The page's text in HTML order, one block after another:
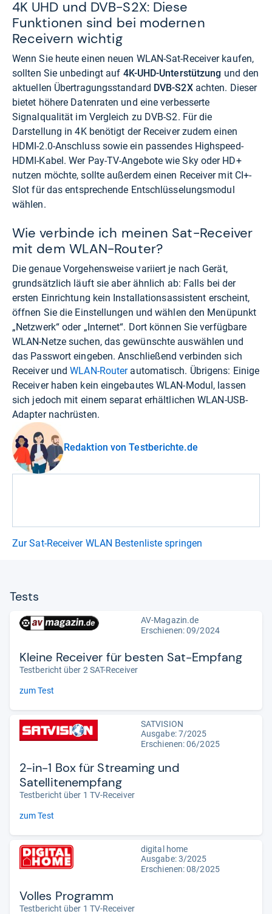
4K UHD und DVB-S2X: Diese
Funktionen sind bei modernen
Receivern wichtig
Wenn Sie heute einen neuen WLAN-Sat-Receiver kaufen,
sollten Sie unbedingt auf 4K-UHD-Unterstützung und den
aktuellen Übertragungsstandard DVB-S2Xachten. Dieser
bietet höhere Datenraten und eine verbesserte
Signalqualität im Vergleich zu DVB-S2. Für die
Darstellung in 4K benötigt der Receiver zudem einen
HDMI-2.0-Anschluss sowie ein passendes Highspeed-
HDMI-Kabel. Wer Pay-TV-Angebote wie Sky oder HD+
nutzen möchte, sollte außerdem einen Receiver mit CI+-
Slot für das entsprechende Entschlüsselungsmodul
wählen.
Wie verbinde ich meinen Sat-Receiver
mit dem WLAN-Router?
Die genaue Vorgehensweise variiert je nach Gerät,
grundsätzlich läuft sie aber ähnlich ab: Falls bei der
ersten Einrichtung kein Installationsassistent erscheint,
öffnen Sie die Einstellungen und wählen den Menüpunkt
„Netzwerk“ oder „Internet“. Dort können Sie verfügbare
WLAN-Netze suchen, das gewünschte auswählen und
das Passwort eingeben. Anschließend verbinden sich
Receiver undWLAN-Routerautomatisch. Übrigens: Einige
Receiver haben kein eingebautes WLAN-Modul, lassen
sich jedoch mit einem separat erhältlichen WLAN-USB-
Adapter nachrüsten.
Redaktion von Testberichte.de
Zur Sat-Receiver WLAN Bestenliste springen
Tests
AV-Magazin.de
Erschienen: 09/2024
Kleine Receiver für besten Sat-Empfang
Testbericht über 2 SAT-Receiver
zum Test
SATVISION
Ausgabe: 7/2025
Erschienen: 06/2025
2-in-1 Box für Streaming und
Satellitenempfang
Testbericht über 1 TV-Receiver
zum Test
digital home
Ausgabe: 3/2025
Erschienen: 08/2025
Volles Programm
Testbericht über 1 TV-Receiver